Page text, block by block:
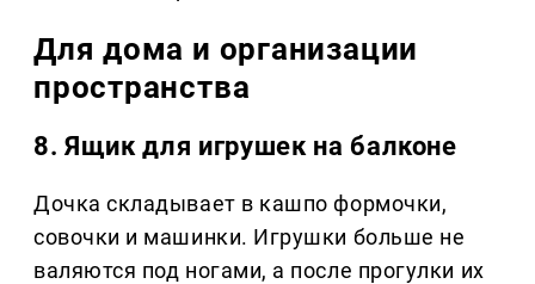
Для дома и организации
пространства
8. Ящик для игрушек на балконе
Дочка складывает в кашпо формочки,
совочки и машинки. Игрушки больше не
валяются под ногами, а после прогулки их